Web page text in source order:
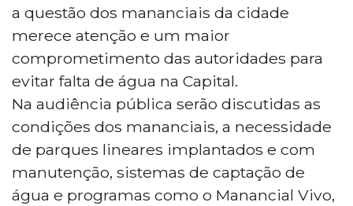
a questão dos mananciais da cidade
merece atenção e um maior
comprometimento das autoridades para
evitar falta de água na Capital.
Na audiência pública serão discutidas as
condições dos mananciais, a necessidade
de parques lineares implantados e com
manutenção, sistemas de captação de
água e programas como o Manancial Vivo,